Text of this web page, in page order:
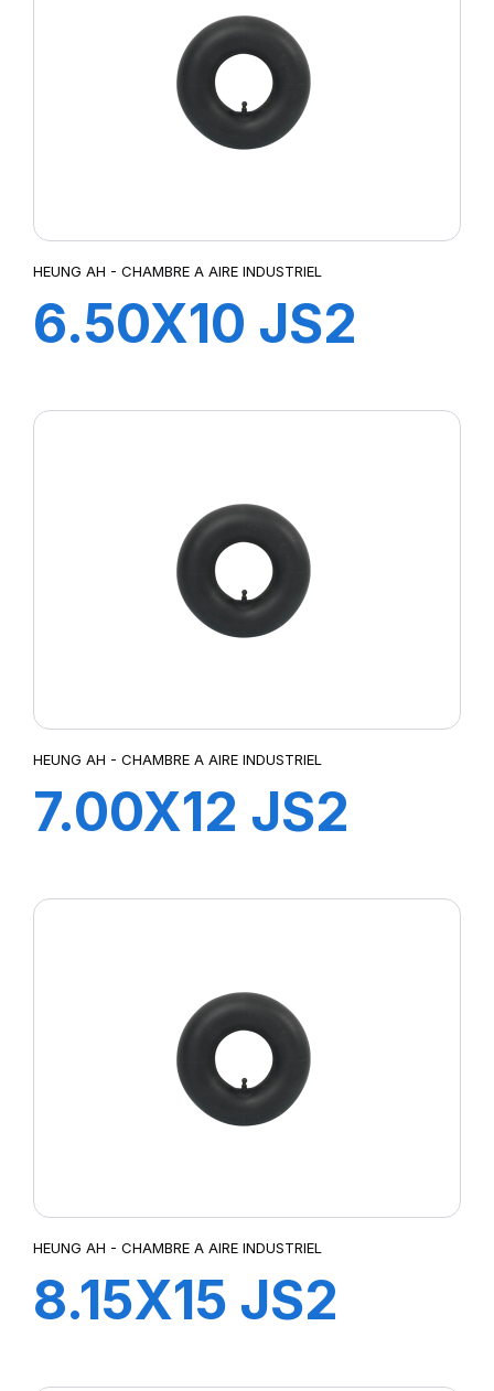
HEUNG AH - CHAMBRE A AIRE INDUSTRIEL
6.50X10 JS2
HEUNG AH - CHAMBRE A AIRE INDUSTRIEL
7.00X12 JS2
HEUNG AH - CHAMBRE A AIRE INDUSTRIEL
8.15X15 JS2